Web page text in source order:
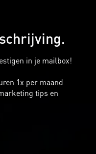
in je mailbox!
1x per maand
tips en